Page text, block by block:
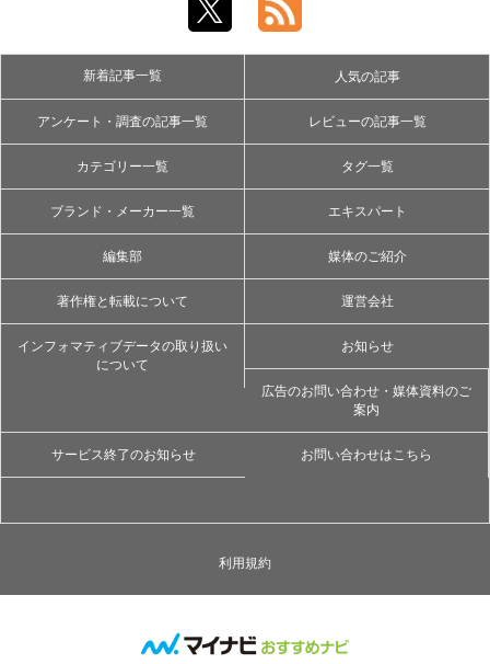
新着記事一覧 人気の記事
アンケート・調査の記事一覧 レビューの記事一覧
カテゴリー一覧 タグ一覧
ブランド・メーカー一覧 エキスパート
編集部 媒体のご紹介
著作権と転載について 運営会社
インフォマティブデータの取り扱い
について
お知らせ
広告のお問い合わせ・媒体資料のご
案内
サービス終了のお知らせ お問い合わせはこちら
利用規約